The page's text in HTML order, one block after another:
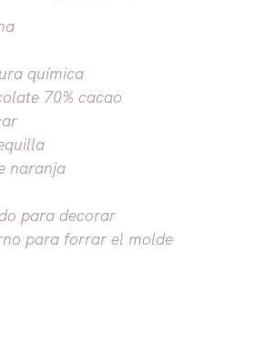
química
70% cacao
naranja
para decorar
para forrar el molde